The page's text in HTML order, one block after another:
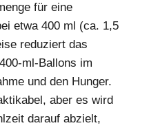
für eine
etwa 400 ml (ca. 1,5
reduziert das
ml-Ballons im
und den Hunger.
aber es wird
darauf abzielt,